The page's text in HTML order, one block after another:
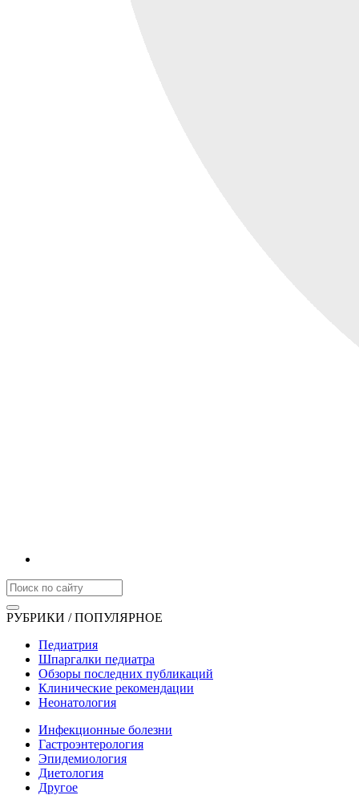
РУБРИКИ / ПОПУЛЯРНОЕ
Педиатрия
Шпаргалки педиатра
Обзоры последних публикаций
Клинические рекомендации
Неонатология
Инфекционные болезни
Гастроэнтерология
Эпидемиология
Диетология
Другое